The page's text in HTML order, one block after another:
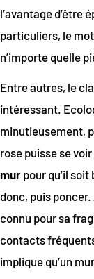
l’avantage d’être
particuliers, le
n’importe quelle
Entre autres, le
intéressant.
minutieusement,
rose puisse se
mur pour qu’il
donc, puis
connu pour sa
contacts
implique qu’un